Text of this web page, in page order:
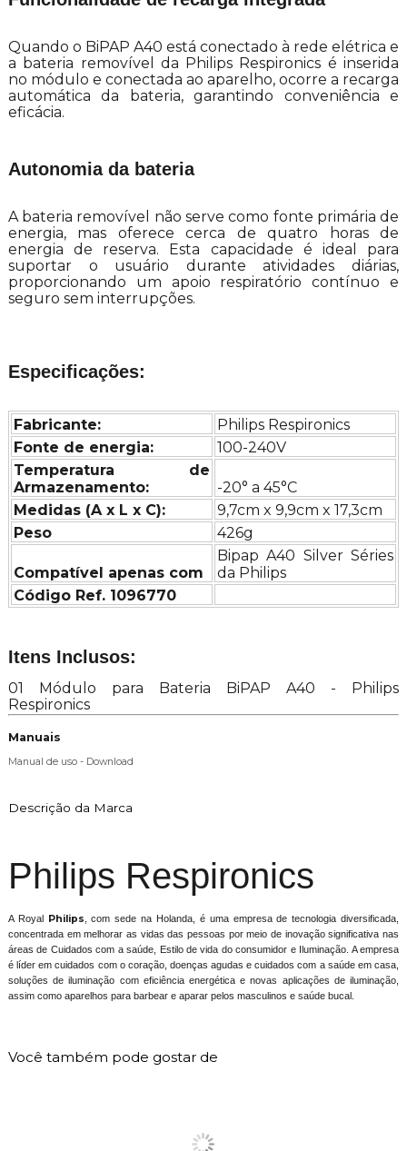
Quando o BiPAP A40 está conectado à rede elétrica e
a bateria removível da Philips Respironics é inserida
no módulo e conectada ao aparelho, ocorre a recarga
automática da bateria, garantindo conveniência e
eficácia.
Autonomia da bateria
A bateria removível não serve como fonte primária de
energia, mas oferece cerca de quatro horas de
energia de reserva. Esta capacidade é ideal para
suportar o usuário durante atividades diárias,
proporcionando um apoio respiratório contínuo e
seguro sem interrupções.
Especificações:
Fabricante:
Philips Respironics
Fonte de energia:
100-240V
Temperatura de
Armazenamento:
-20° a 45°C
Medidas (A x L x C):
9,7cm x 9,9cm x 17,3cm
Peso
426g
Compatível apenas com
Bipap A40 Silver Séries
da Philips
Código Ref. 1096770
Itens Inclusos:
01 Módulo para Bateria BiPAP A40 - Philips
Respironics
Manuais
Manual de uso - Download
Descrição da Marca
Philips Respironics
A Royal Philips , com sede na Holanda, é uma empresa de tecnologia diversificada,
concentrada em melhorar as vidas das pessoas por meio de inovação significativa nas
áreas de Cuidados com a saúde, Estilo de vida do consumidor e Iluminação. A empresa
é líder em cuidados com o coração, doenças agudas e cuidados com a saúde em casa,
soluções de iluminação com eficiência energética e novas aplicações de iluminação,
assim como aparelhos para barbear e aparar pelos masculinos e saúde bucal.
Você também pode gostar de